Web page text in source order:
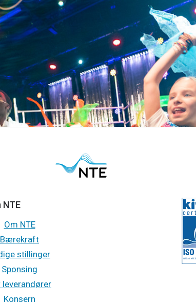
og andre kulturarrangementer i
NTE
Om NTE
Bærekraft
stillinger
Sponsing
leverandører
Konsern